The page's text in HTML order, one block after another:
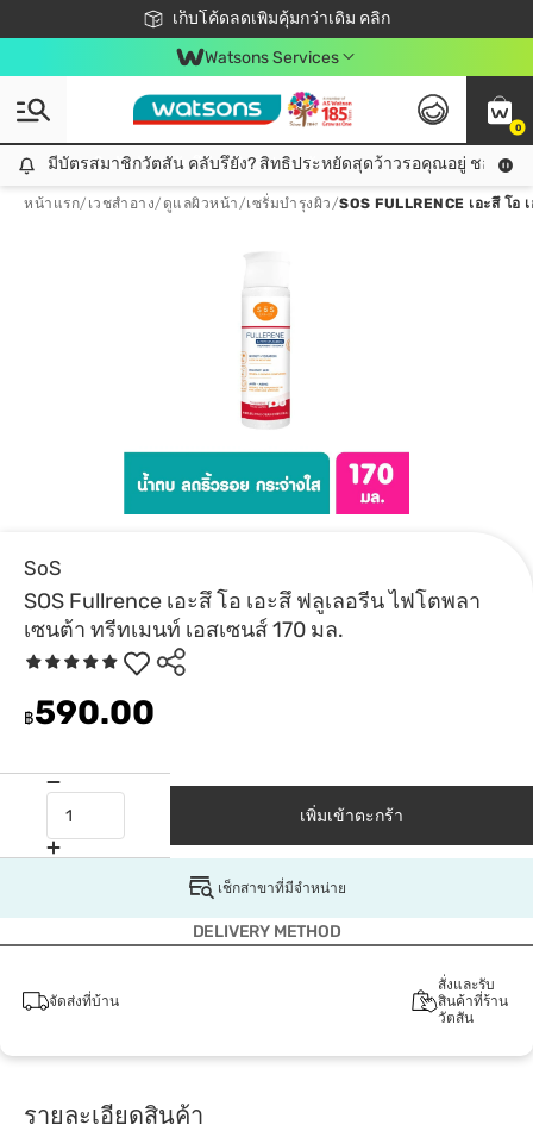
เก็บโค้ดลดเพิ่มคุ้มกว่าเดิม คลิก
ชอปออนไลน์ครั้งแรก ลดเพิ่มจุก ๆ 10%! 🎉
📦ส่งฟรี! เมื่อชอป 499฿
สมาชิกวัตสัน คลับดียังไง?
Watsons Services
0
มีบัตรสมาชิกวัตสัน คลับรึยัง? สิทธิประหยัดสุดว้าวรอคุณอยู่ ชอปคุ้มกว่าเดิม คลิก!
มีบัตรสมาชิกวัตสัน คลับรึยัง? สิทธิประหยัดสุดว้าวรอคุณอยู่ ชอปคุ้มก
หน้าแรก/ เวชสำอาง/ ดูแลผิวหน้า/เซรั่มบำรุงผิว/SOS FULLRENCE เอะสึ โ
SoS
SOS Fullrence เอะสึ โอ เอะสึ ฟลูเลอรีน ไฟโตพลา
เซนต้า ทรีทเมนท์ เอสเซนส์ 170 มล.
฿590.00
เพิ่มเข้าตะกร้า
เช็กสาขาที่มีจำหน่าย
DELIVERY METHOD
จัดส่งที่บ้าน
สั่งและรับ
สินค้าที่ร้าน
วัตสัน
รายละเอียดสินค้า